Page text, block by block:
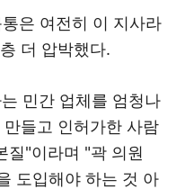
은 여전히 이 지사라
더 압박했다.
민간 업체를 엄청나
들고 인허가한 사람
질"이라며 "곽 의원
도입해야 하는 것 아